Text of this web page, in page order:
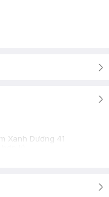
Xanh Dương 41